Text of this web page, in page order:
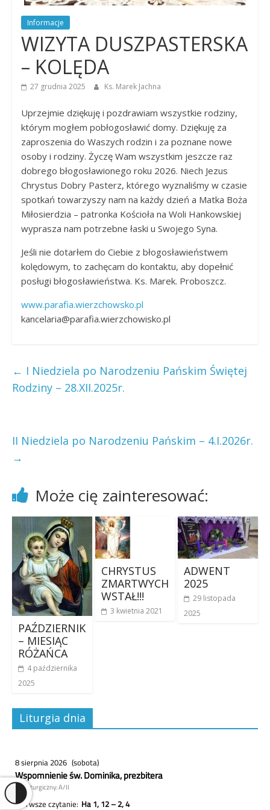
Dobrego
Pasterza
Informacje
WIZYTA DUSZPASTERSKA
– KOLĘDA
27 grudnia 2025 Ks. Marek Jachna
Uprzejmie dziękuję i pozdrawiam wszystkie rodziny,
którym mogłem pobłogosławić domy. Dziękuję za
zaproszenia do Waszych rodzin i za poznane nowe
osoby i rodziny. Życzę Wam wszystkim jeszcze raz
dobrego błogosławionego roku 2026. Niech Jezus
Chrystus Dobry Pasterz, którego wyznaliśmy w czasie
spotkań towarzyszy nam na każdy dzień a Matka Boża
Miłosierdzia – patronka Kościoła na Woli Hankowskiej
wyprasza nam potrzebne łaski u Swojego Syna.
Jeśli nie dotarłem do Ciebie z błogosławieństwem
kolędowym, to zachęcam do kontaktu, aby dopełnić
posługi błogosławieństwa. Ks. Marek. Proboszcz.
www.parafia.wierzchowsko.pl
kancelaria@parafia.wierzchowisko.pl
← I Niedziela po Narodzeniu Pańskim Świętej
Rodziny – 28.XII.2025r.
II Niedziela po Narodzeniu Pańskim – 4.I.2026r.
→
Może cię zainteresować:
PAŹDZIERNIK
– MIESIĄC
RÓŻAŃCA
4 października
2025
CHRYSTUS
ZMARTWYCH
WSTAŁ!!!
3 kwietnia 2021
ADWENT
2025
29 listopada
2025
Liturgia dnia